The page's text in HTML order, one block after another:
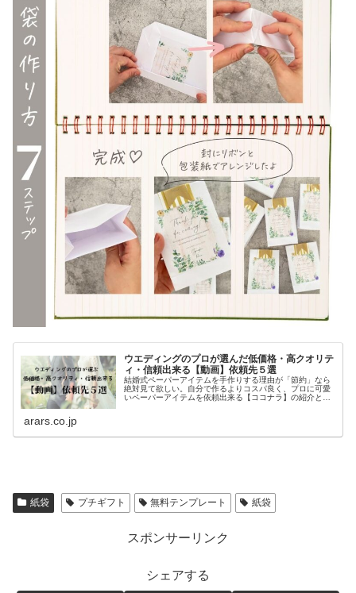
ウエディングのプロが選んだ低価格・高クオリテ
ィ・信頼出来る【動画】依頼先５選
結婚式ペーパーアイテムを手作りする理由が「節約」なら
絶対見て欲しい。自分で作るよりコスパ良く、プロに可愛
いペーパーアイテムを依頼出来る【ココナラ】の紹介と、
arars.co.jp
紙袋 プチギフト 無料テンプレート 紙袋
スポンサーリンク
シェアする